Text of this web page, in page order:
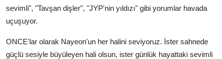
sevimli", "Tavşan dişler", "JYP'nin yıldızı" gibi yorumlar havada
uçuşuyor.
ONCE'lar olarak Nayeon'un her halini seviyoruz. İster sahnede
güçlü sesiyle büyüleyen hali olsun, ister günlük hayattaki sevimli